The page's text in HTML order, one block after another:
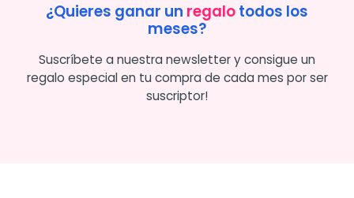
¿Quieres ganar un regalotodos los
meses?
Suscríbete a nuestra newsletter y consigue un
regalo especial en tu compra de cada mes por ser
suscriptor!